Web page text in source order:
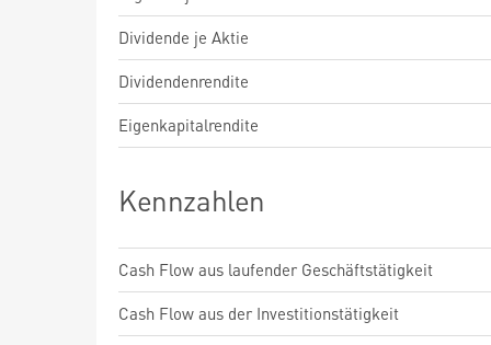
Dividende je Aktie
Dividendenrendite
Eigenkapitalrendite
Kennzahlen
Cash Flow aus laufender Geschäftstätigkeit
Cash Flow aus der Investitionstätigkeit